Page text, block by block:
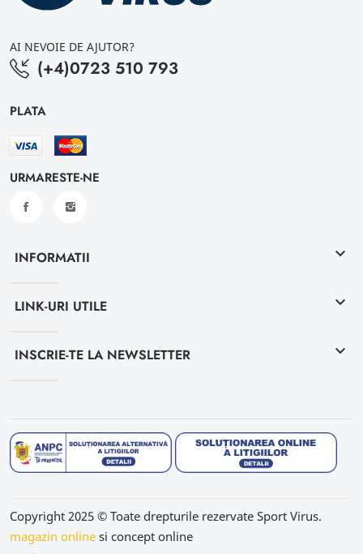
AI NEVOIE DE AJUTOR?
(+4)0723 510 793
PLATA
URMARESTE-NE
INFORMATII keyboard_arrow_down
LINK-URI UTILE keyboard_arrow_down
INSCRIE-TE LA NEWSLETTER keyboard_arrow_down
Copyright 2025 © Toate drepturile rezervate Sport Virus.
magazin online si concept online